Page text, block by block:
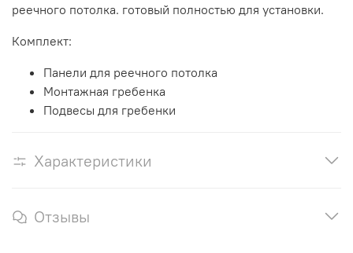
реечного потолка. готовый полностью для установки.
Комплект:
Панели для реечного потолка
Монтажная гребенка
Подвесы для гребенки
Характеристики
Отзывы